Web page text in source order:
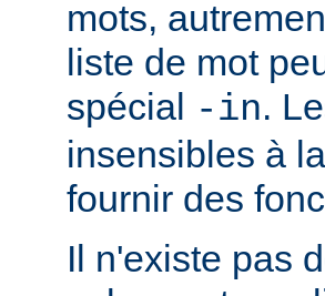
mots,
liste de mot
spécial -in.
insensibles à
fournir des
Il n'existe pas